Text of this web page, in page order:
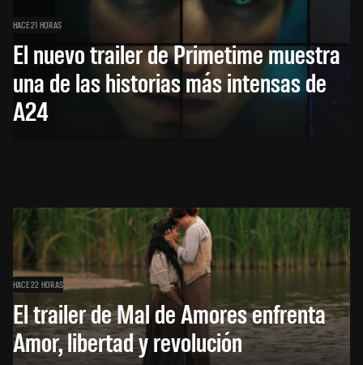
HACE 21 HORAS
El nuevo trailer de Primetime muestra
una de las historias más intensas de
A24
HACE 22 HORAS
El trailer de Mal de Amores enfrenta
Amor, libertad y revolución